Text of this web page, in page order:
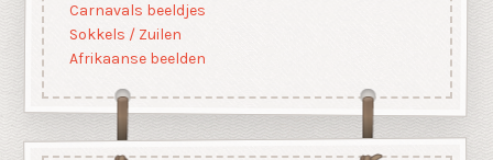
Carnavals beeldjes
Sokkels / Zuilen
Afrikaanse beelden